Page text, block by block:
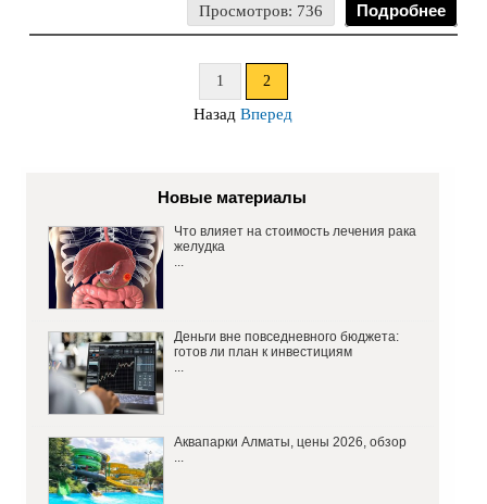
Просмотров: 736 Подробнее
1 2
Назад Вперед
Новые материалы
Что влияет на стоимость лечения рака
желудка
Деньги вне повседневного бюджета:
готов ли план к инвестициям
Аквапарки Алматы, цены 2026, обзор